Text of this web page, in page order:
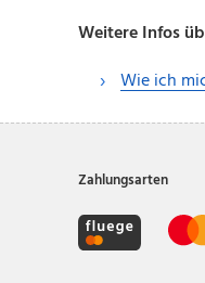
Weitere Infos
Wie ich